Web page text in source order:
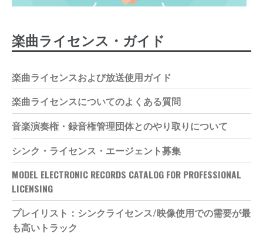
楽曲ライセンス・ガイド
楽曲ライセンスおよび放送使用ガイド
楽曲ライセンスについてのよくある質問
音楽演奏権・録音権管理団体とのやり取りについて
シンク・ライセンス・エージェント募集
MODEL ELECTRONIC RECORDS CATALOG FOR PROFESSIONAL
LICENSING
プレイリスト：シンクライセンス/映像使用での需要が最
も高いトラック